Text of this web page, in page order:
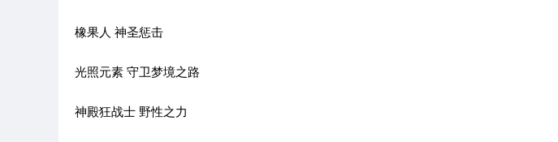
橡果人 神圣惩击
光照元素 守卫梦境之路
神殿狂战士 野性之力